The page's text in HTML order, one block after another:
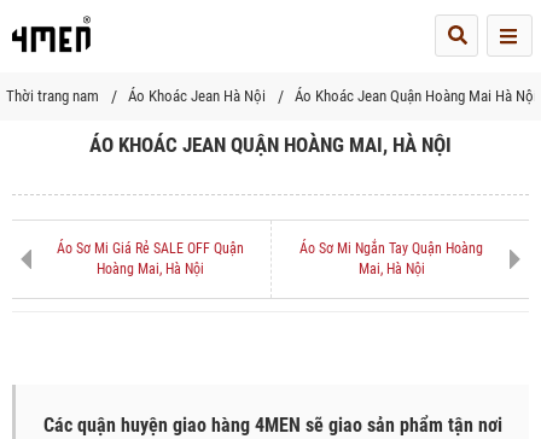
Thời trang nam Áo Khoác Jean Hà Nội Áo Khoác Jean Quận Hoàng Mai Hà Nội
ÁO KHOÁC JEAN QUẬN HOÀNG MAI, HÀ NỘI
Áo Sơ Mi Giá Rẻ SALE OFF Quận
Hoàng Mai, Hà Nội
Áo Sơ Mi Ngắn Tay Quận Hoàng
Mai, Hà Nội
Các quận huyện giao hàng 4MEN sẽ giao sản phẩm tận nơi